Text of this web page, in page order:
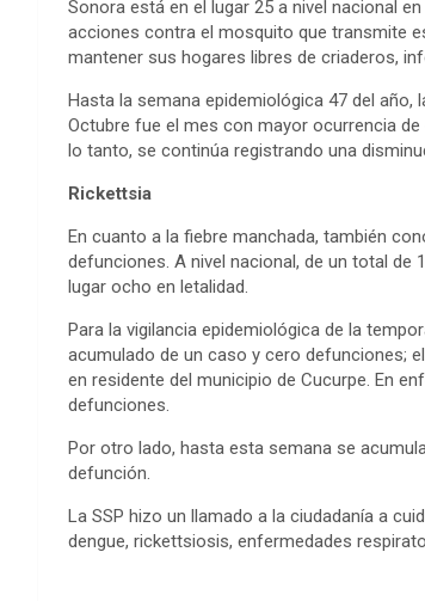
Sonora está en el lugar 25 a nivel nacional
acciones contra el mosquito que transmite
mantener sus hogares libres de criaderos,
Hasta la semana epidemiológica 47 del
Octubre fue el mes con mayor ocurrencia
lo tanto, se continúa registrando una
Rickettsia
En cuanto a la fiebre manchada, también
defunciones. A nivel nacional, de un total de
lugar ocho en letalidad.
Para la vigilancia epidemiológica de la
acumulado de un caso y cero defunciones;
en residente del municipio de Cucurpe. En
defunciones.
Por otro lado, hasta esta semana se
defunción.
La SSP hizo un llamado a la ciudadanía a
dengue, rickettsiosis, enfermedades